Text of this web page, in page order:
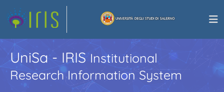
UniSa - IRISInstitutional
Research Information System